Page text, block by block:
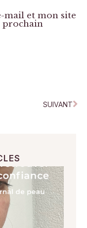
mail et mon site
prochain
SUIVANT